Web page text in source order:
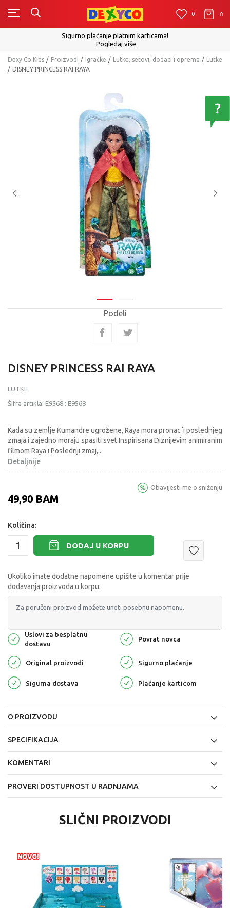
0 0
Click&Collect - Platite karticom Online i
Dexy Co Kids Proizvodi Igračke Lutke, setovi, dodaci i oprema
Lutke
DISNEY PRINCESS RAI RAYA
Podeli
DISNEY PRINCESS RAI RAYA
LUTKE
Šifra artikla: E9568 : E9568
Kada su zemlje Kumandre ugrožene, Raya mora pronac´i poslednjeg
zmaja i zajedno moraju spasiti svet.Inspirisana Diznijevim animiranim
filmom Raya i Poslednji zmaj,...
Detaljnije
49,90 BAM
Obavijesti me o sniženju
Količina:
DODAJ U KORPU
Ukoliko imate dodatne napomene upišite u komentar prije
dodavanja proizvoda u korpu:
Uslovi za besplatnu
dostavu
Povrat novca
Original proizvodi Sigurno plaćanje
Sigurna dostava Plaćanje karticom
O PROIZVODU
SPECIFIKACIJA
KOMENTARI
PROVERI DOSTUPNOST U RADNJAMA
SLIČNI PROIZVODI